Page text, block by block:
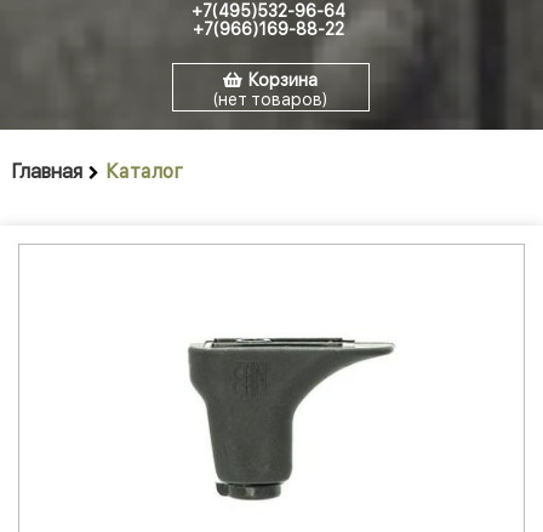
+7(495)532-96-64
+7(966)169-88-22
Корзина
(нет товаров)
Главная Каталог